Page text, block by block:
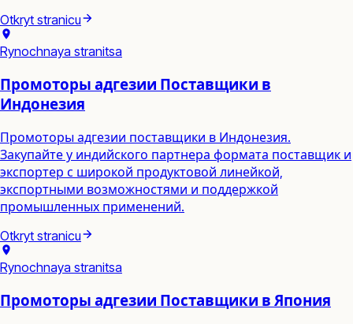
Otkryt stranicu
Rynochnaya stranitsa
Промоторы адгезии Поставщики в
Индонезия
Промоторы адгезии поставщики в Индонезия.
Закупайте у индийского партнера формата поставщик и
экспортер с широкой продуктовой линейкой,
экспортными возможностями и поддержкой
промышленных применений.
Otkryt stranicu
Rynochnaya stranitsa
Промоторы адгезии Поставщики в Япония